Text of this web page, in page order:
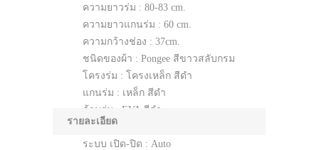
ความยาวร่ม : 80-83 cm.
ความยาวแกนร่ม : 60 cm.
ความกว้างช่อง : 37cm.
ชนิดของผ้า : Pongee สีขาวสลับกรม
โครงร่ม : โครงเหล็ก สีดำ
แกนร่ม : เหล็ก สีดำ
ด้ามร่ม : EVA สีดำ
ปลอก จุก ร่ม : ABS สีดำ
ระบบ เปิด-ปิด : Auto
รายละเอียด